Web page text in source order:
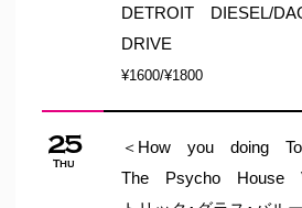
DETROIT DIESEL/
DRIVE
¥1600/¥1800
25
Thu
＜How you doing
The Psycho House